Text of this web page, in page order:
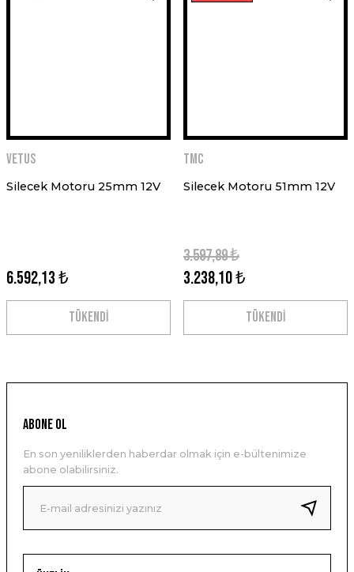
VETUS
Silecek Motoru 25mm 12V
6.592,13 ₺
TÜKENDİ
TMC
Silecek Motoru 51mm 12V
3.238,10 ₺
3.597,89 ₺
TÜKENDİ
ABONE OL
En son yeniliklerden haberdar olmak için e-bültenimize
abone olabilirsiniz.